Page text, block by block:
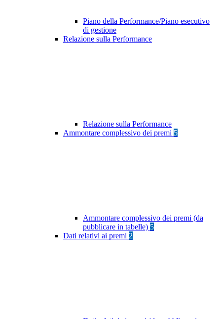
Piano della Performance/Piano esecutivo
di gestione
Relazione sulla Performance
Relazione sulla Performance
Ammontare complessivo dei premi 5
Ammontare complessivo dei premi (da
pubblicare in tabelle) 5
Dati relativi ai premi 2